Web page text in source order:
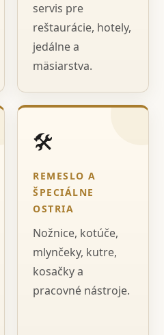
servis pre
reštaurácie, hotely,
jedálne a
mäsiarstva.
🛠️
REMESLO A
ŠPECIÁLNE
OSTRIA
Nožnice, kotúče,
mlynčeky, kutre,
kosačky a
pracovné nástroje.